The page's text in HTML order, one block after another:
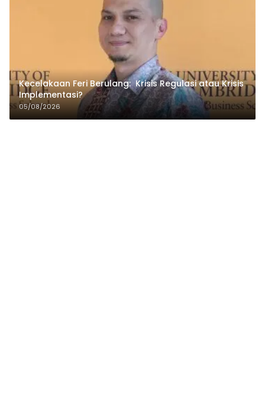
Kecelakaan Feri Berulang: Krisis Regulasi atau Krisis
Implementasi?
05/08/2026